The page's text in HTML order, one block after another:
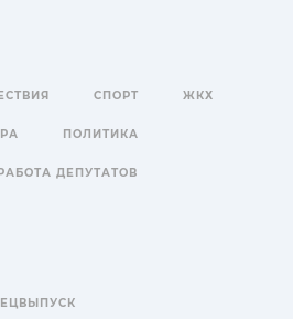
СПОРТ ЖКХ
ПОЛИТИКА
РАБОТА ДЕПУТАТОВ